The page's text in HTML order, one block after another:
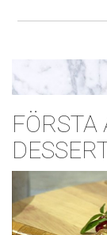
FÖRSTA